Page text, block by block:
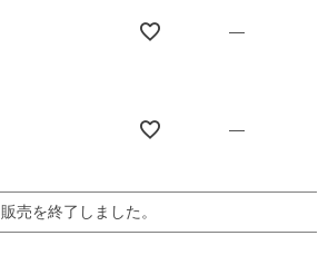
—
—
販売を終了しました。